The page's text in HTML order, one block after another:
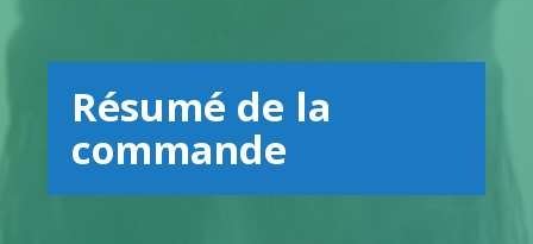
Résumé de la
commande